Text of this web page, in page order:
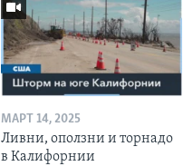
МАРТ 14, 2025
Ливни, оползни и торнадо
в Калифорнии